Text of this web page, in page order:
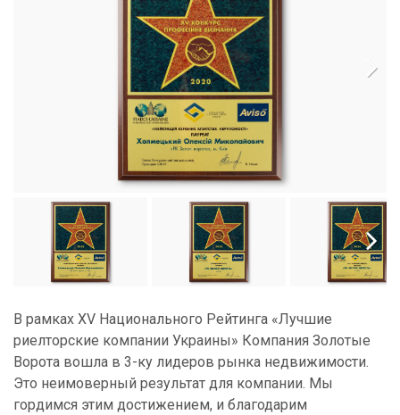
В рамках XV Национального Рейтинга «Лучшие
риелторские компании Украины» Компания Золотые
Ворота вошла в 3-ку лидеров рынка недвижимости.
Это неимоверный результат для компании. Мы
гордимся этим достижением, и благодарим